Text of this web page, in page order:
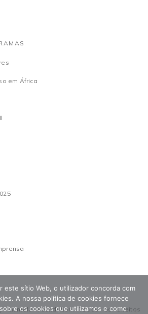
em África
Elumelu Foundation. Todos os direitos
este sítio Web, o utilizador concorda com
A nossa política de cookies fornece
os cookies que utilizamos e como